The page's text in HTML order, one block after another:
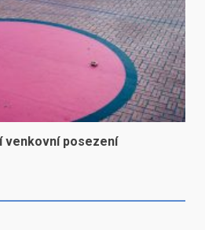
posezení